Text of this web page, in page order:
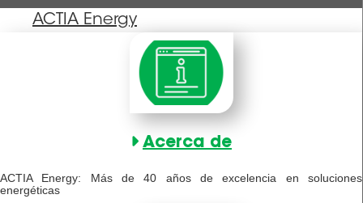
ACTIA Energy
Acerca de
ACTIA Energy: Más de 40 años de excelencia en soluciones
energéticas